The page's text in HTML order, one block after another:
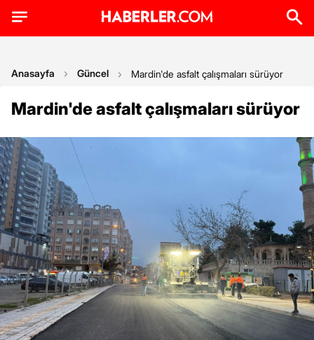
Anasayfa Güncel Mardin'de asfalt çalışmaları sürüyor
Mardin'de asfalt çalışmaları sürüyor